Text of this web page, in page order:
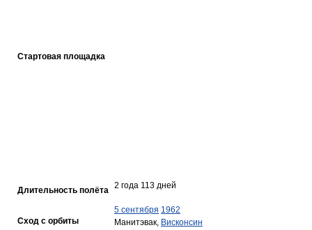
Стартовая площадка
Длительность полёта 2 года 113 дней
Сход с орбиты
5 сентября 1962
Манитэвак, Висконсин